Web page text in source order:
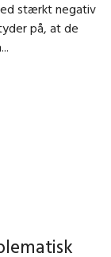
stærkt negativ
på, at de